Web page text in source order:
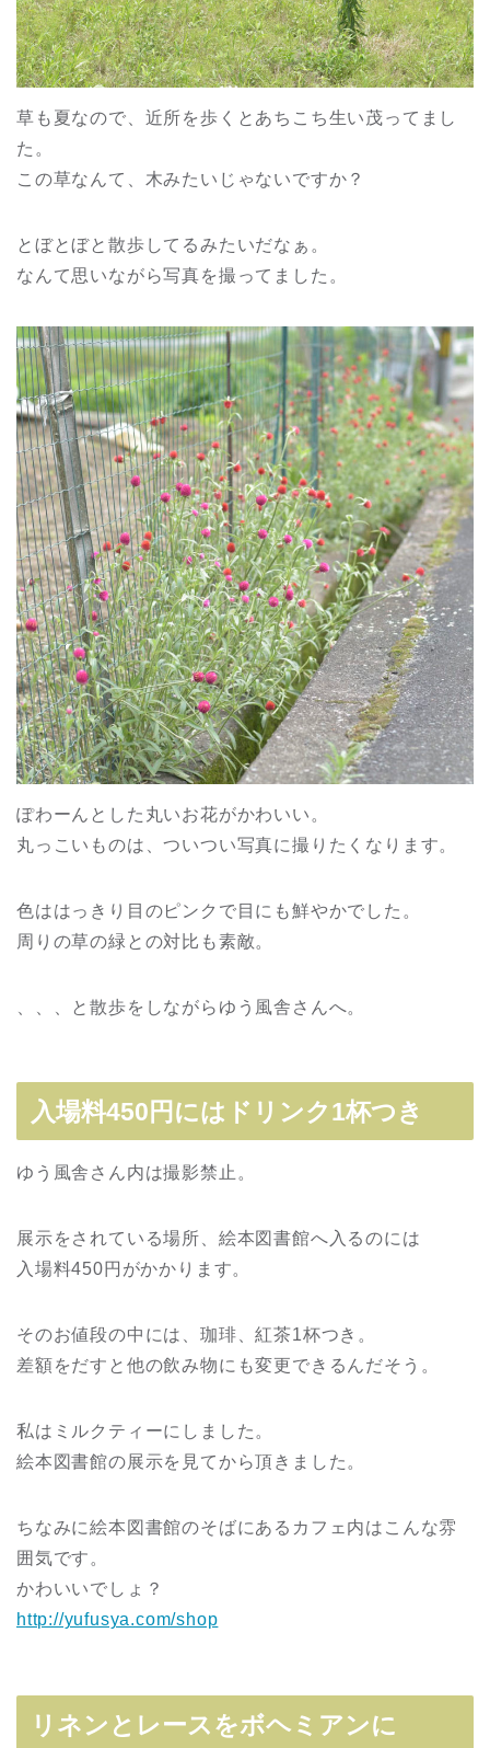
草も夏なので、近所を歩くとあちこち生い茂ってまし
た。
この草なんて、木みたいじゃないですか？
とぼとぼと散歩してるみたいだなぁ。
なんて思いながら写真を撮ってました。
ぽわーんとした丸いお花がかわいい。
丸っこいものは、ついつい写真に撮りたくなります。
色ははっきり目のピンクで目にも鮮やかでした。
周りの草の緑との対比も素敵。
、、、と散歩をしながらゆう風舎さんへ。
入場料450円にはドリンク1杯つき
ゆう風舎さん内は撮影禁止。
展示をされている場所、絵本図書館へ入るのには
入場料450円がかかります。
そのお値段の中には、珈琲、紅茶1杯つき。
差額をだすと他の飲み物にも変更できるんだそう。
私はミルクティーにしました。
絵本図書館の展示を見てから頂きました。
ちなみに絵本図書館のそばにあるカフェ内はこんな雰
囲気です。
かわいいでしょ？
http://yufusya.com/shop
リネンとレースをボヘミアンに